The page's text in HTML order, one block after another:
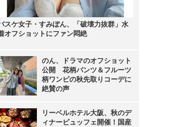
スケ女子・すみぽん、「破壊力抜群」水
オフショットにファン悶絶
のん、ドラマのオフショット
公開 花柄パンツ＆フルーツ
柄ワンピの秋先取りコーデに
絶賛の声
リーベルホテル大阪、秋のデ
ィナービュッフェ開催！国産